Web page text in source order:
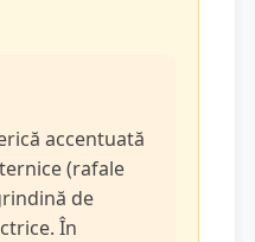
accentuată
(rafale
de
În